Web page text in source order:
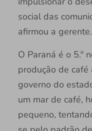
social das
afirmou a gerente.
O Paraná é o 5.º
produção de
governo do
um mar de café,
pequeno,